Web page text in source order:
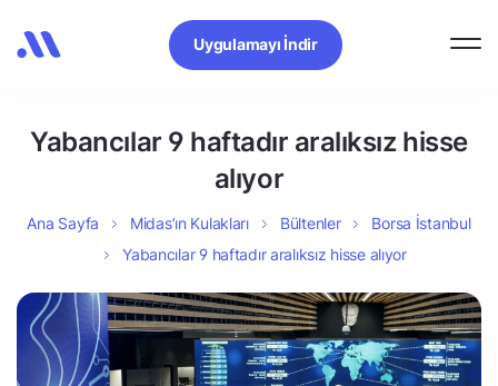
Uygulamayı İndir
Yabancılar 9 haftadır aralıksız hisse
alıyor
Ana Sayfa Midas’ın Kulakları Bültenler
Borsa İstanbul
Yabancılar 9 haftadır aralıksız hisse alıyor